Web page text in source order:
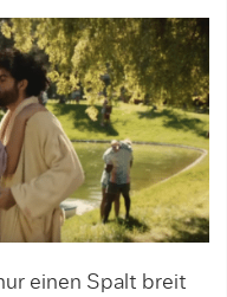
einen Spalt breit